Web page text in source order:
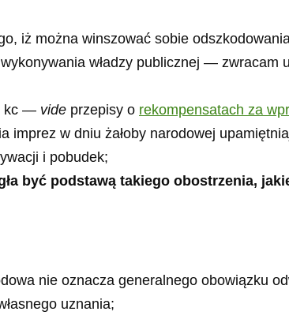
iż można winszować sobie
władzy publicznej — zwracam
kc — vide przepisy o rekompensatach za
imprez w dniu żałoby narodowej
i pobudek;
być podstawą takiego obostrzenia,
nie oznacza generalnego obowiązku
uznania;